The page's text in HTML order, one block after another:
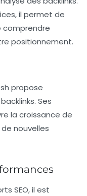
il permet de
comprendre
positionnement.
propose
Ses
la croissance de
nouvelles
SEO, il est